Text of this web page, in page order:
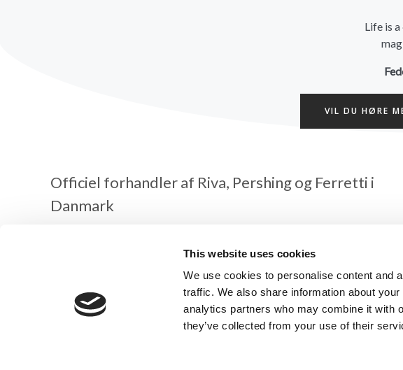
This website uses cookies
We use cookies to personalise content and
traffic. We also share information about
analytics partners who may combine it with
they’ve collected from your use of their
Life is
VIL DU HØRE
Officiel forhandler af Riva, Pershing og Ferretti i
Danmark
italienske både i Danmark. Vi er stolte af at repræsentere mærker som
Riva, Pershing og Ferretti Yachts – alle kendt for deres uovertrufne design
og uforlignelige italienske luksus. Som Danmarks autoriserede forhandler,
tilbyder vi både salg og service af disse unikke mærker.